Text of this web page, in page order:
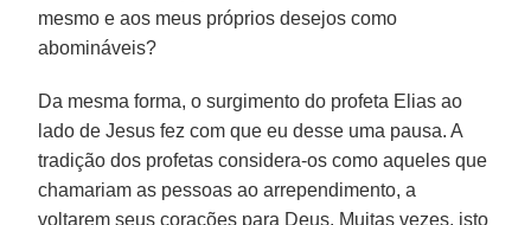
mesmo e aos meus próprios desejos como
abomináveis?
Da mesma forma, o surgimento do profeta Elias ao
lado de Jesus fez com que eu desse uma pausa. A
tradição dos profetas considera-os como aqueles que
chamariam as pessoas ao arrependimento, a
voltarem seus corações para Deus. Muitas vezes, isto